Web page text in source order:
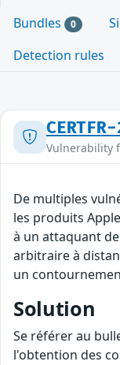
Bundles 0
Detection rules
Vulnerability
De multiples
les produits
à un attaquant
arbitraire à
un
Solution
Se référer au
l'obtention des